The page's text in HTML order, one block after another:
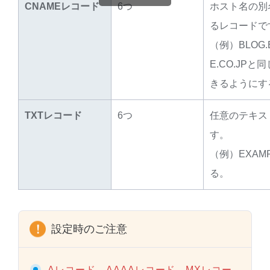
CNAMEレコード 6つ
ホスト名の
るレコードで
（例）
E.CO.JPと
きるようにす
TXTレコード 6つ
任意のテキ
す。
（例）
る。
設定時のご注意